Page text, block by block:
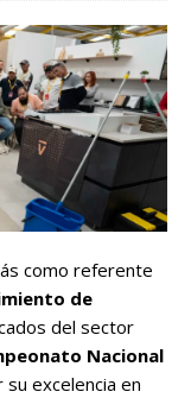
como referente
de
del sector
Nacional
su excelencia en